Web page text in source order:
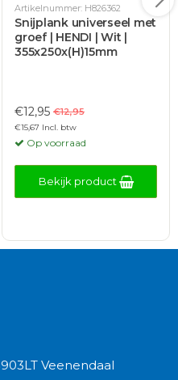
Artikelnummer: H826362
Snijplank universeel met
groef | HENDI | Wit |
355x250x(H)15mm
€12,95 €12,95
€15,67 Incl. btw
Op voorraad
Bekijk product
Veenendaal